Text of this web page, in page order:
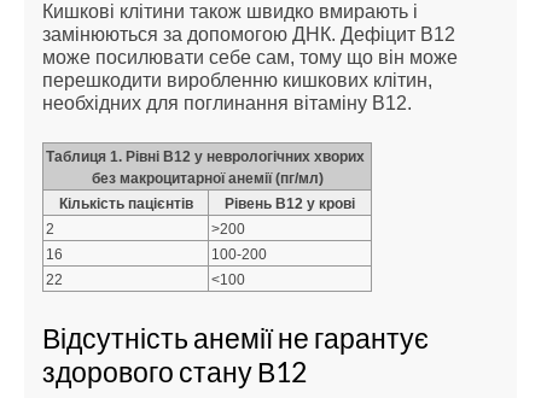
Кишкові клітини також швидко вмирають і
замінюються за допомогою ДНК. Дефіцит В12
може посилювати себе сам, тому що він може
перешкодити виробленню кишкових клітин,
необхідних для поглинання вітаміну В12.
Таблиця 1. Рівні В12 у неврологічних хворих
без макроцитарної анемії (пг/мл)
Кількість пацієнтів
Рівень В12 у крові
2
>200
16
100-200
22
<100
Відсутність анемії не гарантує
здорового стану В12